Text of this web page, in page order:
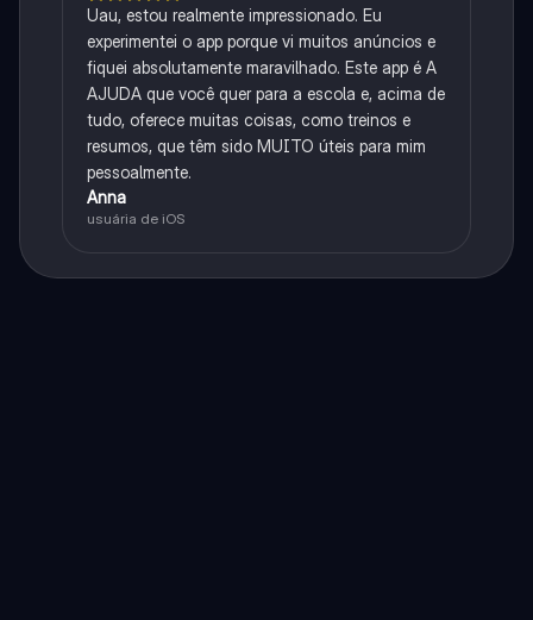
Uau, estou realmente impressionado. Eu
experimentei o app porque vi muitos anúncios e
fiquei absolutamente maravilhado. Este app é A
AJUDA que você quer para a escola e, acima de
tudo, oferece muitas coisas, como treinos e
resumos, que têm sido MUITO úteis para mim
pessoalmente.
Anna
usuária de iOS